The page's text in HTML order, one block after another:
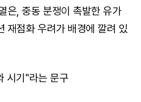
은, 중동 분쟁이 촉발한 유가
재점화 우려가 배경에 깔려 있
시기"라는 문구